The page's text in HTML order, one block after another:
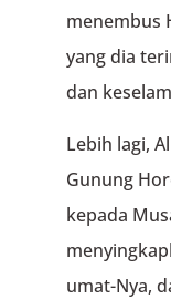
menembus
yang dia
dan
Lebih lagi,
Gu­nung
kepada
umat-Nya,